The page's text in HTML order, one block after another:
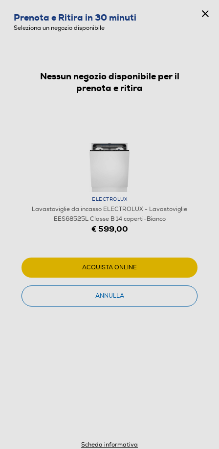
LAVASTOVIGLIE DA INCASSO
Scheda informativa
Prenota e Ritira in 30 minuti
Seleziona un negozio disponibile
Nessun negozio disponibile per il
prenota e ritira
ELECTROLUX
Lavastoviglie da incasso ELECTROLUX - Lavastoviglie
EES68525L Classe B 14 coperti-Bianco
€ 599,00
ACQUISTA ONLINE
ANNULLA